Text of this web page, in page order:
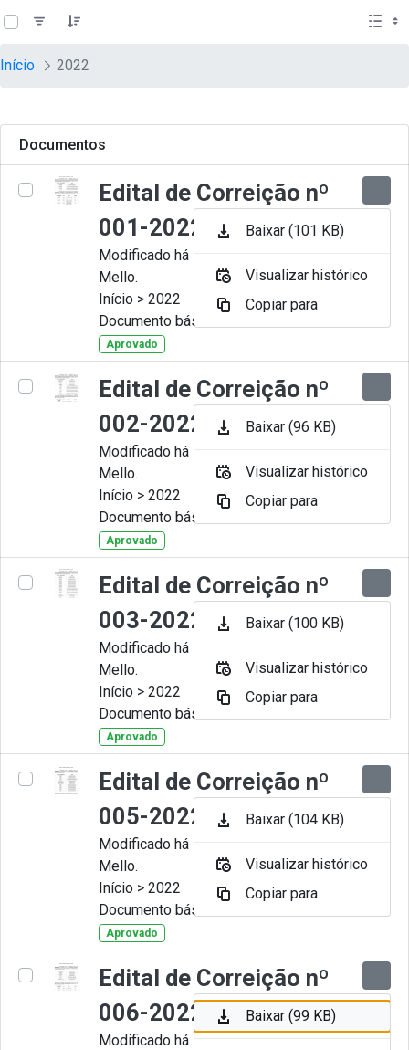
Pular para o Conteúdo principal
teste descricao
Início 2022
Documentos
Edital de Correição nº
001-2022
Modificado há 11 Meses por Artur
Mello.
Início > 2022
Documento básico
Aprovado
Edital de Correição nº
002-2022
Modificado há 11 Meses por Artur
Mello.
Início > 2022
Documento básico
Aprovado
Edital de Correição nº
003-2022
Modificado há 11 Meses por Artur
Mello.
Início > 2022
Documento básico
Aprovado
Edital de Correição nº
005-2022
Modificado há 11 Meses por Artur
Mello.
Início > 2022
Documento básico
Aprovado
Edital de Correição nº
006-2022
Modificado há 11 Meses por Artur
Baixar (101 KB)
Visualizar histórico
Copiar para
Baixar (96 KB)
Visualizar histórico
Copiar para
Baixar (100 KB)
Visualizar histórico
Copiar para
Baixar (104 KB)
Visualizar histórico
Copiar para
Baixar (99 KB)